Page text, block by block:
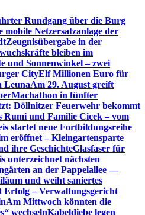
Rundgang über die Burg
mobile Netzersatzanlage der
Zeugnisübergabe in der
bleiben im
und Sonnenwinkel – zwei
CityElf Millionen Euro für
LeunaAm 29. August greift
in fünfter
Döllnitzer Feuerwehr bekommt
Rumi und Familie Cicek – vom
startet neue Fortbildungsreihe
eröffnet – Kleingartensparte
ihre GeschichteGlasfaser für
unterzeichnet nächsten
an der Pappelallee —
und weiht saniertes
Erfolg – Verwaltungsgericht
Am Mittwoch könnten die
wechselnKabeldiebe legen